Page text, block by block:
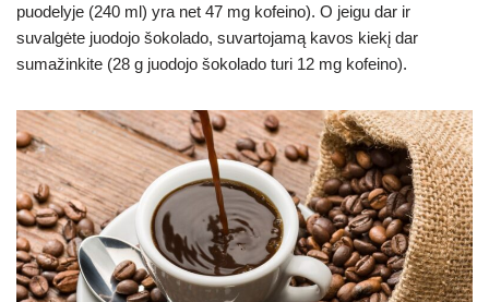
puodelyje (240 ml) yra net 47 mg kofeino). O jeigu dar ir
suvalgėte juodojo šokolado, suvartojamą kavos kiekį dar
sumažinkite (28 g juodojo šokolado turi 12 mg kofeino).